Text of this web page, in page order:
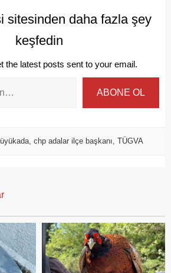
sitesinden daha fazla şey
keşfedin
the latest posts sent to your email.
ABONE OL
chp adalar ilçe başkanı TÜGVA